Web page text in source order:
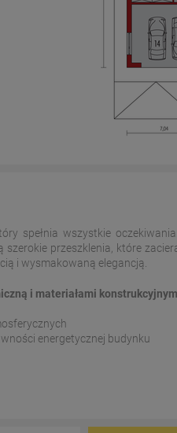
spełnia wszystkie
przeszklenia, które
i wysmakowaną elegancją.
i materiałami
energetycznej budynku